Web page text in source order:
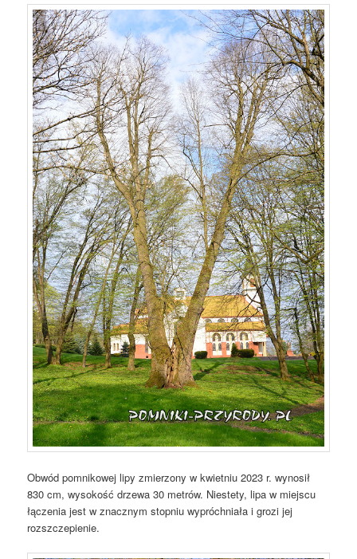
Obwód pomnikowej lipy zmierzony w kwietniu 2023 r. wynosił
830 cm, wysokość drzewa 30 metrów. Niestety, lipa w miejscu
łączenia jest w znacznym stopniu wypróchniała i grozi jej
rozszczepienie.